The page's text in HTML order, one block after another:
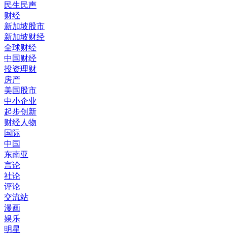
民生民声
财经
新加坡股市
新加坡财经
全球财经
中国财经
投资理财
房产
美国股市
中小企业
起步创新
财经人物
国际
中国
东南亚
言论
社论
评论
交流站
漫画
娱乐
明星